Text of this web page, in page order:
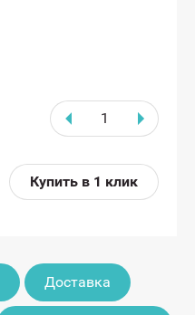
Купить в 1 клик
Доставка